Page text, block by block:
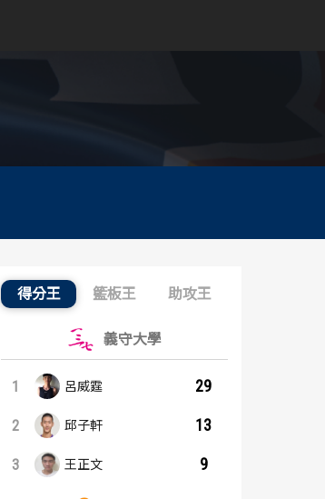
得分王 籃板王 助攻王
得分王：內容起點
義守大學
1 呂威霆 29
2 邱子軒 13
3 王正文 9